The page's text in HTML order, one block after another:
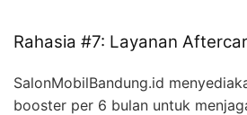
Rahasia #7: Layanan
SalonMobilBandung.id
booster per 6 bulan untuk